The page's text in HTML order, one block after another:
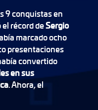
9 conquistas en
récord deSergio
marcado ocho
presentaciones
convertido
en sus
. Ahora, el